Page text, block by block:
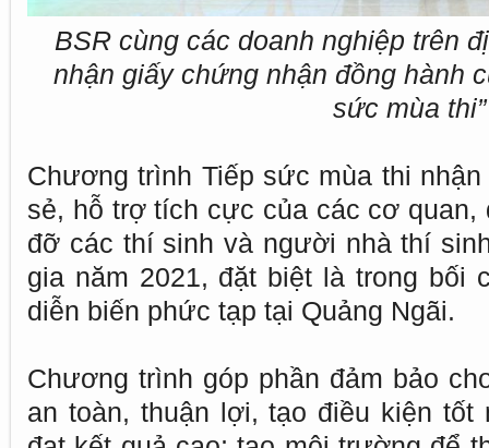
BSR cùng các doanh nghiệp trên
nhận giấy chứng nhận đồng hành
sức mùa thi”
Chương trình Tiếp sức mùa thi
sẻ, hỗ trợ tích cực của các cơ quan,
đỡ các thí sinh và người nhà thí
gia năm 2021, đặt biệt là trong bối
diễn biến phức tạp tại Quảng Ngãi.
Chương trình góp phần đảm bảo
an toàn, thuận lợi, tạo điều kiện